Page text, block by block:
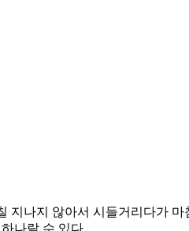
나지 않아서 시들거리다가